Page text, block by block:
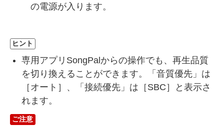
の電源が入ります。
ヒント
専用アプリSongPalからの操作でも、再生品質
を切り換えることができます。「音質優先」は
［オート］、「接続優先」は［SBC］と表示さ
れます。
ご注意